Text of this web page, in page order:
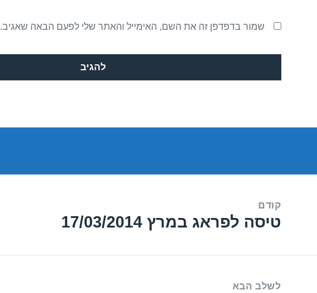
שמור בדפדפן זה את השם, האימייל והאתר שלי לפעם הבאה שאגיב.
קודם
הפוסט
טיסה לפראג במרץ 17/03/2014
לשלב הבא